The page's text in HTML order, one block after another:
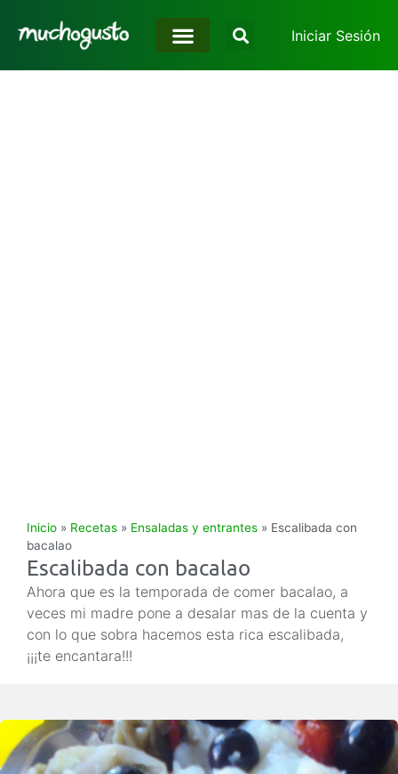
Iniciar Sesión
Inicio » Recetas » Ensaladas y entrantes » Escalibada con
bacalao
Escalibada con bacalao
Ahora que es la temporada de comer bacalao, a
veces mi madre pone a desalar mas de la cuenta y
con lo que sobra hacemos esta rica escalibada,
¡¡¡te encantara!!!